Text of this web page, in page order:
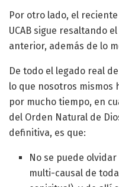
Por otro lado, el
UCAB sigue resaltando
anterior, además de lo
De todo el legado real
lo que nosotros mismos
por mucho tiempo, en
del Orden Natural de
definitiva, es que:
No se puede
multi-causal de